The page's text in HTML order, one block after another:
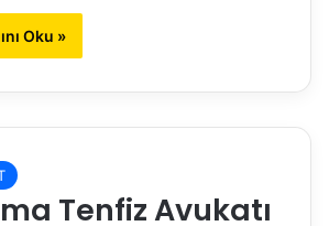
Oku »
Tenfiz Avukatı